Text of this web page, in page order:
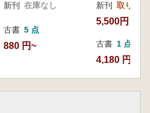
新刊 在庫なし
古書 5 点
880 円~
新刊 取り寄せ
5,500円
古書 1 点
4,180 円